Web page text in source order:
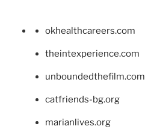
okhealthcareers.com
theintexperience.com
unboundedthefilm.com
catfriends-bg.org
marianlives.org